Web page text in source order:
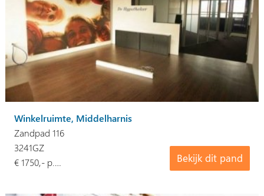
Winkelruimte, Middelharnis
Zandpad 116
Bekijk dit pand
3241GZ
€ 1750,- p.…